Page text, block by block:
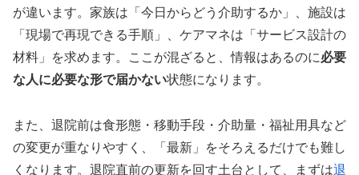
が違います。家族は「今日からどう介助するか」、施設は
「現場で再現できる手順」、ケアマネは「サービス設計の
材料」を求めます。ここが混ざると、情報はあるのに必要
な人に必要な形で届かない状態になります。
また、退院前は食形態・移動手段・介助量・福祉用具など
の変更が重なりやすく、「最新」をそろえるだけでも難し
くなります。退院直前の更新を回す土台として、まずは退